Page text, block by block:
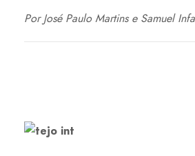
Por José Paulo Martins e Samuel